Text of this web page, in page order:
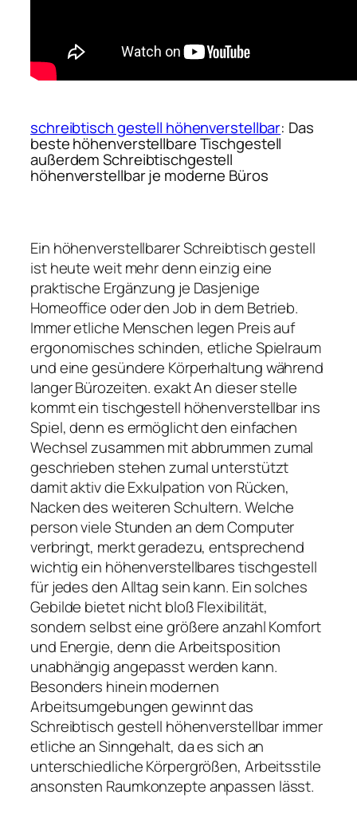
schreibtisch gestell höhenverstellbar: Das
beste höhenverstellbare Tischgestell
außerdem Schreibtischgestell
höhenverstellbar je moderne Büros
Ein höhenverstellbarer Schreibtisch gestell
ist heute weit mehr denn einzig eine
praktische Ergänzung je Dasjenige
Homeoffice oder den Job in dem Betrieb.
Immer etliche Menschen legen Preis auf
ergonomisches schinden, etliche Spielraum
und eine gesündere Körperhaltung während
langer Bürozeiten. exakt An dieser stelle
kommt ein tischgestell höhenverstellbar ins
Spiel, denn es ermöglicht den einfachen
Wechsel zusammen mit abbrummen zumal
geschrieben stehen zumal unterstützt
damit aktiv die Exkulpation von Rücken,
Nacken des weiteren Schultern. Welche
person viele Stunden an dem Computer
verbringt, merkt geradezu, entsprechend
wichtig ein höhenverstellbares tischgestell
für jedes den Alltag sein kann. Ein solches
Gebilde bietet nicht bloß Flexibilität,
sondern selbst eine größere anzahl Komfort
und Energie, denn die Arbeitsposition
unabhängig angepasst werden kann.
Besonders hinein modernen
Arbeitsumgebungen gewinnt das
Schreibtisch gestell höhenverstellbar immer
etliche an Sinngehalt, da es sich an
unterschiedliche Körpergrößen, Arbeitsstile
ansonsten Raumkonzepte anpassen lässt.